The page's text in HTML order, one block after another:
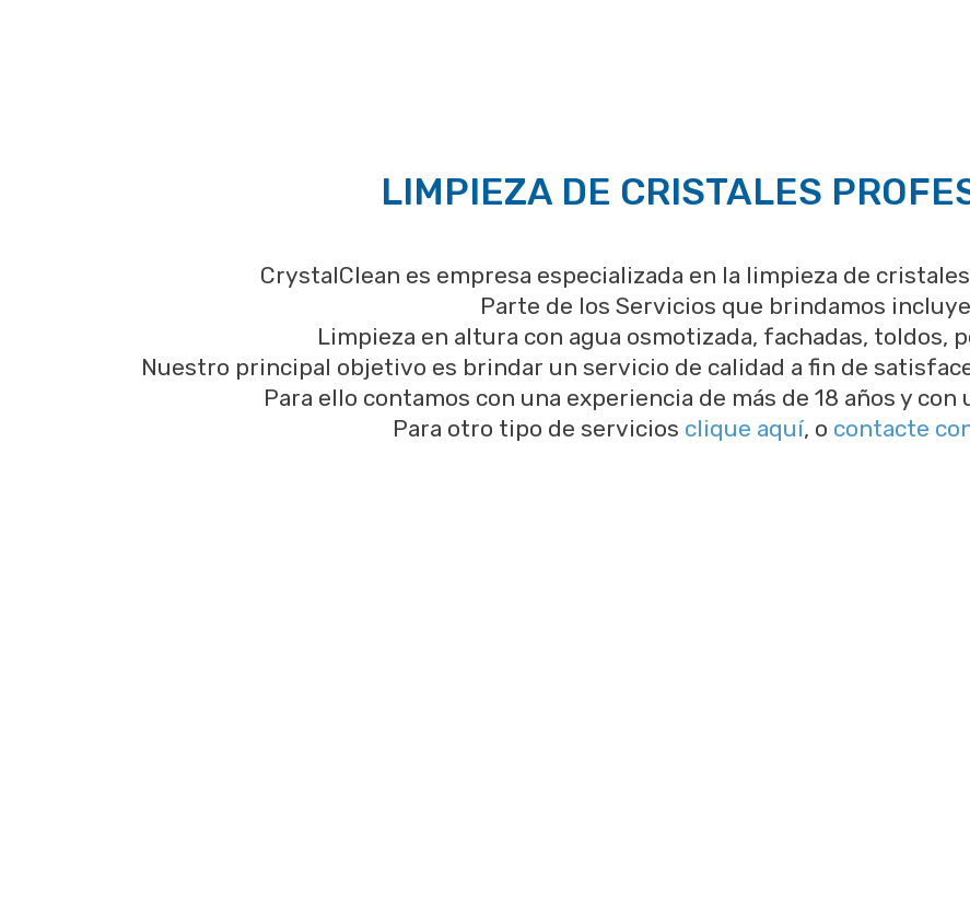
LIMPIEZA DE CRISTALES
CrystalClean es empresa especializada en la limpieza de
Parte de los Servicios que brindamos
Limpieza en altura con agua osmotizada, fachadas, toldos,
Nuestro principal objetivo es brindar un servicio de calidad a fin de
Para ello contamos con una experiencia de más de 18 años y
Para otro tipo de servicios clique aquí, o contacte